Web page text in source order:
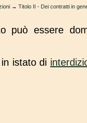
→ Titolo II - Dei contratti in
può essere
istato di